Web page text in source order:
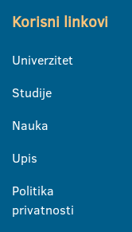
Korisni linkovi
Univerzitet
Studije
Nauka
Upis
Politika
privatnosti